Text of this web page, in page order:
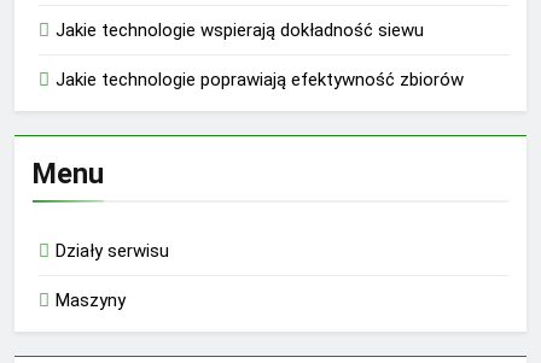
Jakie technologie wspierają dokładność siewu
Jakie technologie poprawiają efektywność zbiorów
Menu
Działy serwisu
Maszyny